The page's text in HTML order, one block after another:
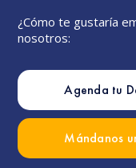
¿Cómo te gustaría
nosotros:
Agenda tu
Mándanos